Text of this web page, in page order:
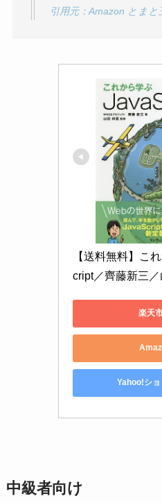
引用元：Amazon とま
【送料無料】こ
cript／齊藤新三
楽天
Yahoo!シ
中級者向け